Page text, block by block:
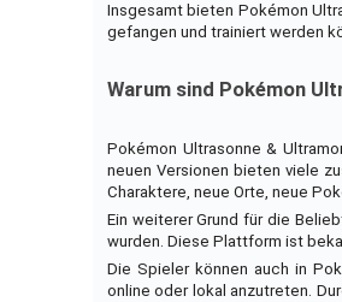
Insgesamt bieten Pokémon
gefangen und trainiert werden
Warum sind Pokémon
Pokémon Ultrasonne &
neuen Versionen bieten viele
Charaktere, neue Orte, neue
Ein weiterer Grund für die
wurden. Diese Plattform ist
Die Spieler können auch in
online oder lokal anzutreten.